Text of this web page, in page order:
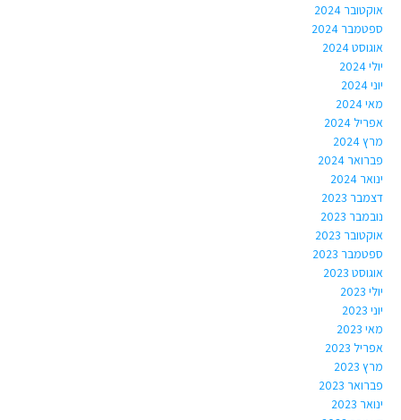
אוקטובר 2024
ספטמבר 2024
אוגוסט 2024
יולי 2024
יוני 2024
מאי 2024
אפריל 2024
מרץ 2024
פברואר 2024
ינואר 2024
דצמבר 2023
נובמבר 2023
אוקטובר 2023
ספטמבר 2023
אוגוסט 2023
יולי 2023
יוני 2023
מאי 2023
אפריל 2023
מרץ 2023
פברואר 2023
ינואר 2023